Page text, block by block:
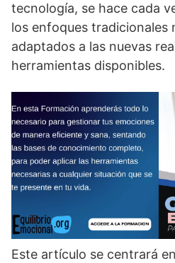
tecnologí­a, se hace cada
los enfoques tradicionales
adaptados a las nuevas
herramientas disponibles.
Este artí­culo se centrará